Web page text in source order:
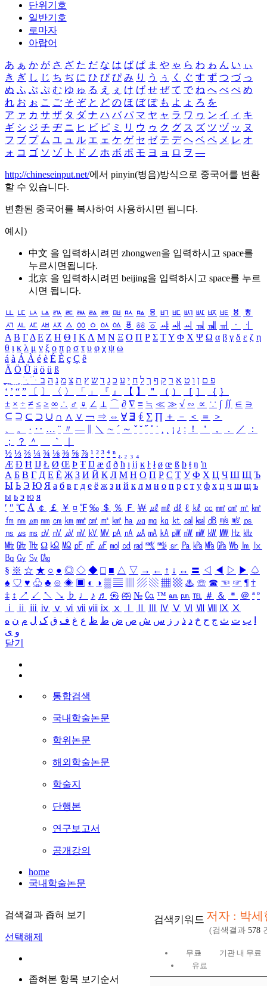
단위기호
일반기호
로마자
아랍어
あ ぁ か が さ ざ た だ な は ば ぱ ま や ゃ ら わ ゎ ん い ぃ
き ぎ し じ ち ぢ に ひ び ぴ み り う ぅ く ぐ す ず つ づ っ
ぬ ふ ぶ ぷ む ゆ ゅ る え ぇ け げ せ ぜ て で ね へ べ ぺ め
れ お ぉ こ ご そ ぞ と ど の ほ ぼ ぽ も よ ょ ろ を
ア ァ カ サ ザ タ ダ ナ ハ バ パ マ ヤ ャ ラ ワ ヮ ン イ ィ キ
ギ シ ジ チ ヂ ニ ヒ ビ ピ ミ リ ウ ゥ ク グ ス ズ ツ ヅ ッ ヌ
フ ブ プ ム ユ ュ ル エ ェ ケ ゲ セ ゼ テ デ ヘ ベ ペ メ レ オ
ォ コ ゴ ソ ゾ ト ド ノ ホ ボ ポ モ ヨ ョ ロ ヲ ―
http://chineseinput.net/에서 pinyin(병음)방식으로 중국어를 변환
할 수 있습니다.
변환된 중국어를 복사하여 사용하시면 됩니다.
예시)
中文 을 입력하시려면 zhongwen을 입력하시고 space를
누르시면됩니다.
北京 을 입력하시려면 beijing을 입력하시고 space를 누르
시면 됩니다.
ㅥ ㅦ ㅧ ㅨ ㅩ ㅪ ㅫ ㅬ ㅭ ㅮ ㅯ ㅰ ㅱ ㅲ ㅳ ㅴ ㅵ ㅶ ㅷ ㅸ
ㅹ
ㅺ ㅻ ㅼ ㅽ ㅾ ㅿ ㆀ ㆁ ㆂ ㆃ ㆄ ㆅ ㆆ ㆇ ㆈ ㆉ ㆊ ㆋ ㆌ ㆍ
ㆎ
Α Β ΓΔ Ε Ζ Η Θ Ι ΚΛ Μ Ν Ξ Ο Π Ρ Σ ΤΥ Φ Χ Ψ Ω α β γ δ ε ζ η
θ ι κ λ μ ν ξ ο π ρ σ τ υ φ χ ψ ω
á à Á À é è É È ç Ç ê
Ä Ö Ü ä ö ü ß
ִֶֹ ֻּ ׁׂ פ ם ן ו ט א ר ק ף ך ל ח י ע כ ג ד ש ץ ת צ מ נ ה ב
‘ ’ “ ” 〔 〕 〈 〉 「 」 『 』 【 】 ＂ （ ） ［ ］ ｛ ｝
± × ÷ ≠ ≤ ≥ ∞ ∴ ♂ ♀ ∠ ⊥ ⌒ ∂ ∇ ≡ ≒ ≪ ≫ √ ∽ ∝ ∵ ∫ ∬ ∈ ∋
⊆ ⊇ ⊂ ⊃ ∪ ∩ ∧ ∨ ￢ ⇒ ⇔ ∀ ∃ ∮ ∑ ∏ ＋ － ＜ ＝
＞
、
。 · ‥ … ¨ 〃 ― ＼ ∼ ´ ～ ˇ ˘ ˝ ˚ ˙ ¸ ¡ ¿ ː ！ ＇ ， ． ／
：
；
？ ＾ ｀
½ ⅓ ⅔ ¼ ¾ ⅛ ⅜ ⅝ ⅞ ¹ ² ³ ⁴ ⁿ ₁ ₂ ₃ ₄
Æ Ð Ħ Ĳ Ł Ø Œ Þ Ŧ Ŋ æ đ ð ħ ı ĳ ĸ ŀ ł ø œ ß þ ŧ ŋ ŉ
А Б В Г Д Е Ё Ж З И Й К Л М Н О П Р С Т У Ф Х Ц Ч Ш Щ Ъ
Ы Ь Э Ю Я а б в г д е ё ж з и й к л м н о п р с т у ф х ц ч ш щ ъ
ы ь э ю я
′ ″ ℃ Å ￠ ￡ ￥ ¤ ℉ ‰ ＄ ％ Ｆ ￦ ㎕ ㎖ ㎗ ℓ ㎘ ㏄ ㎣ ㎤ ㎥ ㎦
㎙ ㎚ ㎛ ㎜ ㎝ ㎞ ㎟ ㎠ ㎡ ㎢ ㏊ ㎍ ㎎ ㎏ ㏏ ㎈ ㎉ ㏈ ㎧ ㎨ ㎰
㎱ ㎲ ㎳ ㎴ ㎵ ㎶ ㎷ ㎸ ㎹ ㎀ ㎁ ㎂ ㎃ ㎄ ㎺ ㎻ ㎽ ㎾ ㎿ ㎐ ㎑
㎒ ㎓ ㎔ Ω ㏀ ㏁ ㎊ ㎋ ㎌ ㏖ ㏅ ㎭ ㎮ ㎯ ㏛ ㎩ ㎪ ㎫ ㎬ ㏝ ㏐
㏓
㏃ ㏉ ㏜ ㏆
§ ※ ☆ ★ ○ ● ◎ ◇ ◆ □ ■ △ ▽ → ← ↑ ↓ ↔ 〓 ◁ ◀ ▷ ▶ ♤
♠ ♡ ♥ ♧ ♣ ⊙ ◈ ▣ ◐ ◑ ▒ ▤ ▨ ▧ ▦ ▩ ♨ ☏ ☎ ☜ ☞ ¶ †
‡ ↕ ↗ ↙ ↖ ↘ ♭ ♩ ♪ ♬ ㉿ ㈜ № ㏇ ™ ㏂ ㏘ ℡ ＃ ＆ ＊ ＠ ª º
ⅰ
ⅱ ⅲ ⅳ ⅴ ⅵ ⅶ ⅷ ⅸ ⅹ Ⅳ Ⅴ Ⅵ Ⅶ Ⅷ Ⅸ Ⅹ
ب ت ث ج ح خ د ذ ر ز س ش ص ض ط ظ ع غ ف ق ک ل م ن ه
و ی
닫기
통합검색
국내학술논문
학위논문
해외학술논문
학술지
단행본
연구보고서
공개강의
home
국내학술논문
검색결과 좁혀 보기
선택해제
좁혀본 항목 보기순서
검색키워드 저자 : 박세
(검색결과 578
무료
기관 내 무료
유료